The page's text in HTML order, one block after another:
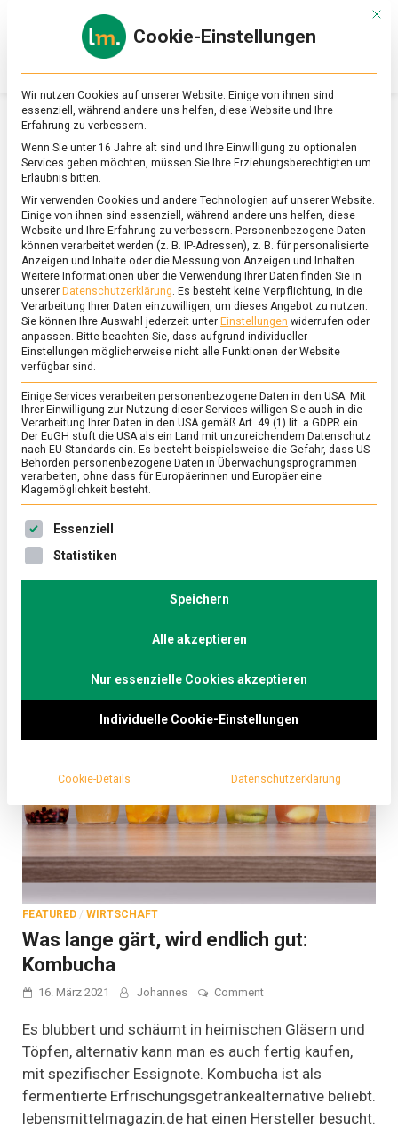
Online-
Magazin
zu
&
Ernährung
FEATURED
FEATURED/KULTUR
Einfach ziehen lassen: Tee
22. März 2021 Johannes
Einfach
Schwarz, grün, weiß, gelb, Oolong oder Puh erh. So
einfach die Zubereitung von Tee ist, so facettenreich
einen Tee bei paper & tea in Berlin.
FEATURED / WIRTSCHAFT
Was lange gärt, wird endlich gut:
Kombucha
16. März 2021 Johannes Commenton
lange
gärt,
wird
endlich
Kombucha
Es blubbert und schäumt in heimischen Gläsern und
Töpfen, alternativ kann man es auch fertig kaufen,
mit spezifischer Essignote. Kombucha ist als
fermentierte Erfrischungsgetränkealternative beliebt.
lebensmittelmagazin.de hat einen Hersteller besucht.
Mit
Cookie-Einstellungen
Wir nutzen Cookies auf unserer Website. Einige von ihnen sind
essenziell, während andere uns helfen, diese Website und Ihre
Erfahrung zu verbessern.
Wenn Sie unter 16 Jahre alt sind und Ihre Einwilligung zu optionalen
Services geben möchten, müssen Sie Ihre Erziehungsberechtigten um
Erlaubnis bitten.
Wir verwenden Cookies und andere Technologien auf unserer Website.
Einige von ihnen sind essenziell, während andere uns helfen, diese
Website und Ihre Erfahrung zu verbessern. Personenbezogene Daten
können verarbeitet werden (z. B. IP-Adressen), z. B. für personalisierte
Anzeigen und Inhalte oder die Messung von Anzeigen und Inhalten.
Weitere Informationen über die Verwendung Ihrer Daten finden Sie in
unserer Datenschutzerklärung. Es besteht keine Verpflichtung, in die
Verarbeitung Ihrer Daten einzuwilligen, um dieses Angebot zu nutzen.
Sie können Ihre Auswahl jederzeit unter Einstellungen widerrufen oder
anpassen. Bitte beachten Sie, dass aufgrund individueller
Einstellungen möglicherweise nicht alle Funktionen der Website
verfügbar sind.
Einige Services verarbeiten personenbezogene Daten in den USA. Mit
Ihrer Einwilligung zur Nutzung dieser Services willigen Sie auch in die
Verarbeitung Ihrer Daten in den USA gemäß Art. 49 (1) lit. a GDPR ein.
Der EuGH stuft die USA als ein Land mit unzureichendem Datenschutz
nach EU-Standards ein. Es besteht beispielsweise die Gefahr, dass US-
Behörden personenbezogene Daten in Überwachungsprogrammen
verarbeiten, ohne dass für Europäerinnen und Europäer eine
Klagemöglichkeit besteht.
Es folgt eine Liste der Service-Gruppen, für die eine
Essenziell
Statistiken
Speichern
Alle akzeptieren
Nur essenzielle Cookies akzeptieren
Individuelle Cookie-Einstellungen
Cookie-Details Datenschutzerklärung